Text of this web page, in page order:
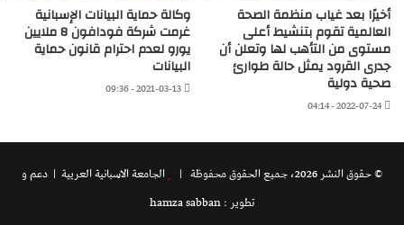
أخيرًا بعد غياب منظمة الصحة
العالمية تقوم بتنشيط أعلى
مستوى من التأهب لها وتعلن أن
جدرى القرود يمثل حالة طوارئ
صحية دولية
2022-07-24 - 04:14
وكالة حماية البيانات الإسبانية
غرمت شركة فودافون 8 ملايين
يورو لعدم احترام قانون حماية
البيانات
2021-03-13 - 09:36
© حقوق النشر 2026، جميع الحقوق محفوظة | الجامعة الاسبانية العريية | دعم و
تطوير : hamza sabban